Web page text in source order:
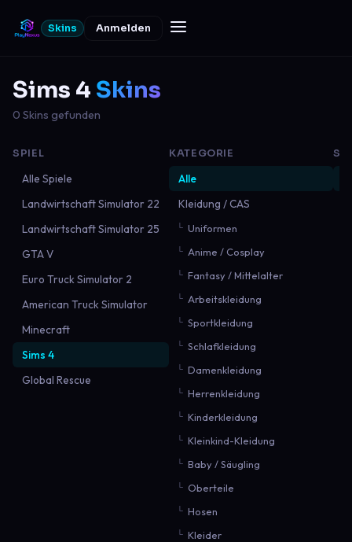
Skins Anmelden
Sims 4 Skins
0 Skins gefunden
SPIEL
Alle Spiele
Landwirtschaft Simulator 22
Landwirtschaft Simulator 25
GTA V
Euro Truck Simulator 2
American Truck Simulator
Minecraft
Sims 4
Global Rescue
KATEGORIE
Alle
Kleidung / CAS
Uniformen
Anime / Cosplay
Fantasy / Mittelalter
Arbeitskleidung
Sportkleidung
Schlafkleidung
Damenkleidung
Herrenkleidung
Kinderkleidung
Kleinkind-Kleidung
Baby / Säugling
Oberteile
Hosen
Kleider